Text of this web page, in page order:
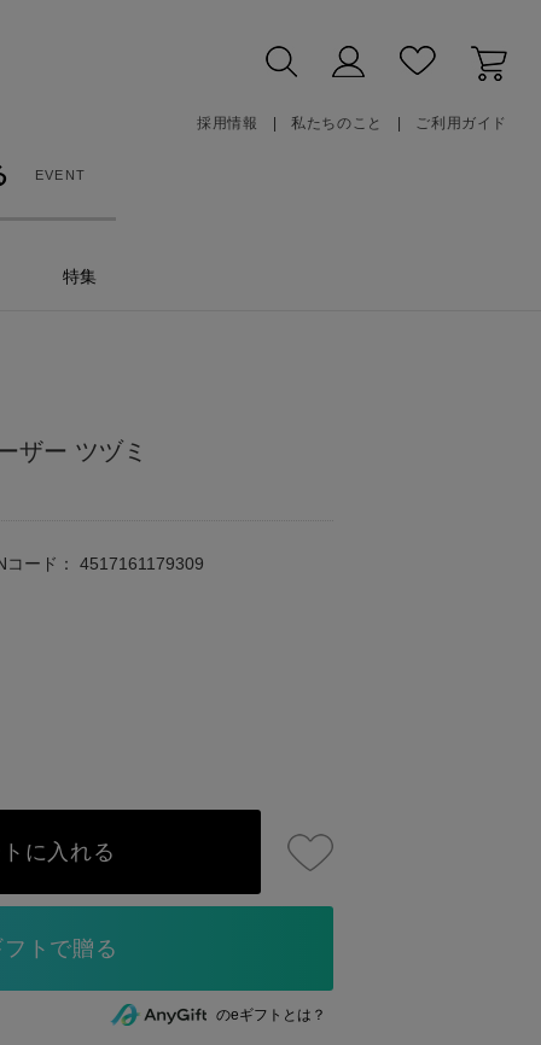
採用情報 私たちのこと ご利用ガイド
EVENT
特集
ザー ツヅミ
コード： 4517161179309
に入れる
のeギフトとは？